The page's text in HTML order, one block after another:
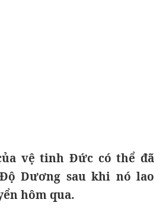
vệ tinh Đức có thể đã
Dương sau khi nó lao
hôm qua.